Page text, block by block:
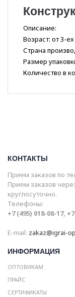
Описание:
Возраст: от 3-
Страна
Размер
Количество в
КОНТАКТЫ
Прием заказов по
Прием заказов
круглосуточно.
Телефоны:
+7 (495) 018-08-17,
E-mail: zakaz@igrai-
ИНФОРМАЦИЯ
ОПТОВИКАМ
ПРАЙС
СЕРТИФИКАТЫ